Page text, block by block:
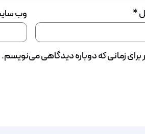
* وب‌
برای زمانی که دوباره دیدگاهی می‌نویسم.